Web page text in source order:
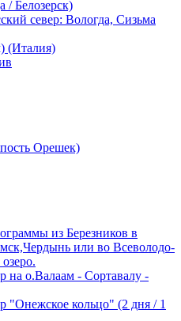
/ Белозерск)
север: Вологда, Сизьма
(Италия)
Орешек)
из Березников в
или во Всеволодо-
на о.Валаам - Сортавалу -
"Онежское кольцо" (2 дня / 1